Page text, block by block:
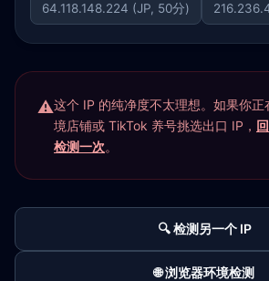
64.118.148.224 (JP, 50分)
这个 IP 的纯净度不太理想。如果你
境店铺或 TikTok 养号挑选出口 IP，
检测一次。
🔍 检测另一个 IP
🌐 浏览器环境检测